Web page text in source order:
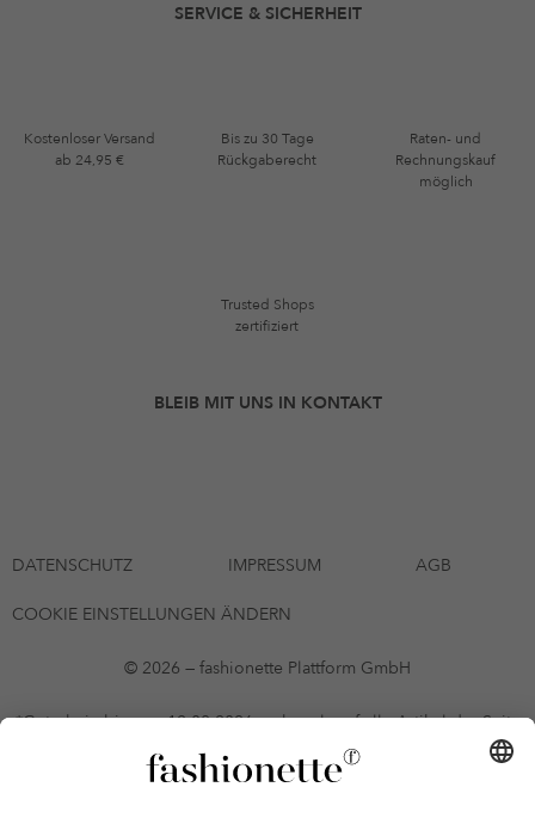
SERVICE & SICHERHEIT
Kostenloser Versand
ab 24,95 €
Bis zu 30 Tage
Rückgaberecht
Raten- und
Rechnungskauf
möglich
Trusted Shops
zertifiziert
BLEIB MIT UNS IN KONTAKT
DATENSCHUTZ IMPRESSUM AGB
COOKIE EINSTELLUNGEN ÄNDERN
© 2026 — fashionette Plattform GmbH
*Gutschein bis zum 12.08.2026 mehrmals auf alle Artikel der Seite
fashionette.at/selected-styles anwendbar. Es gelten die in den AGB
§9 festgelegten Bedingungen.